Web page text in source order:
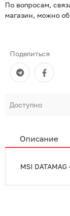
По вопросам,
магазин, можно
Поделиться
Доступно
Описание
MSI